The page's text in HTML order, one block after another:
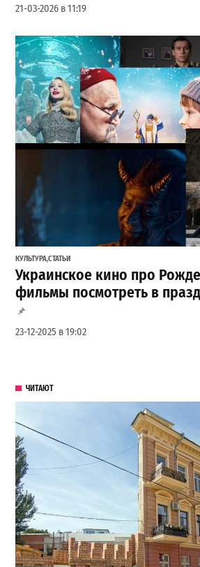
21-03-2026 в 11:19
КУЛЬТУРА,СТАТЬИ
Украинское кино про
фильмы посмотреть в
23-12-2025 в 19:02
ЧИТАЮТ